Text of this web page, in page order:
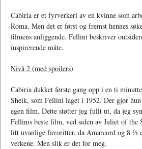
Cabiria er et fyrverkeri av en kvinne som
Roma. Men det er først og fremst hennes
filmens anliggende. Fellini beskriver
inspirerende måte.
Nivå 2 (med spoilers)
Cabiria dukket første gang opp i en ti
Sheik, som Fellini laget i 1952. Der gjør
egen film. Dette støtter jeg fullt ut, da jeg
Fellinis beste film, ved siden av Juliet of the
litt uvanlige favoritter, da Amarcord og 8 ½
verkene. Men slik er det for meg.